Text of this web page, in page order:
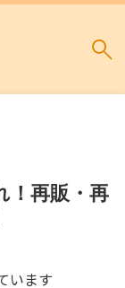
！再販・再
います